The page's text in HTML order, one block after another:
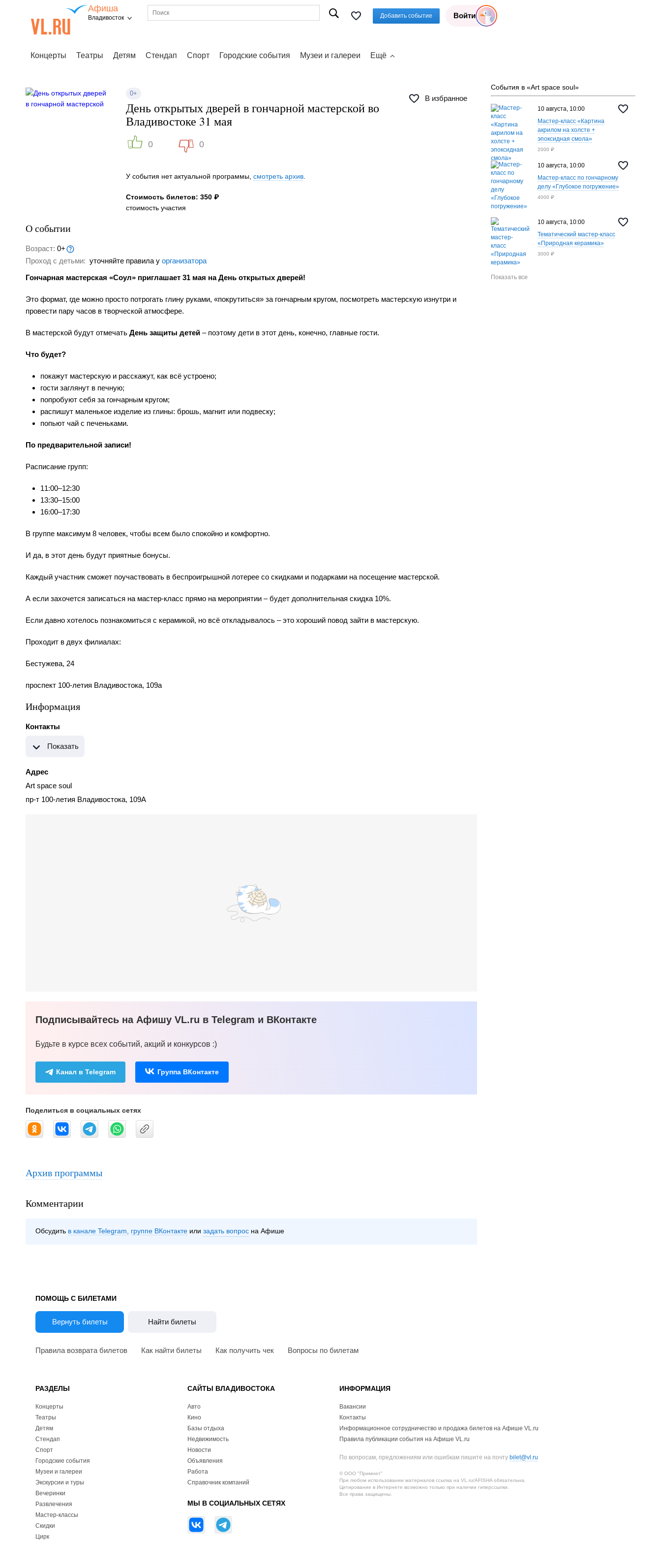
Афиша
Владивосток Добавить событие Войти
Концерты Театры Детям Стендап Спорт Городские события Музеи и галереи Ещё
0+
В избранное
День открытых дверей в гончарной мастерской во
Владивостоке 31 мая
0 0
У события нет актуальной программы, смотреть архив
Стоимость билетов: 350 ₽
стоимость участия
О событии
Возраст: 0+
Проход с детьми: уточняйте правила у организатора
Гончарная мастерская «Соул» приглашает 31 мая на День открытых дверей!
Это формат, где можно просто потрогать глину руками, «покрутиться» за гончарным кругом, посмотреть мастерскую изнутри и
провести пару часов в творческой атмосфере.
В мастерской будут отмечать День защиты детей – поэтому дети в этот день, конечно, главные гости.
Что будет?
покажут мастерскую и расскажут, как всё устроено;
гости заглянут в печную;
попробуют себя за гончарным кругом;
распишут маленькое изделие из глины: брошь, магнит или подвеску;
попьют чай с печеньками.
По предварительной записи!
Расписание групп:
11:00–12:30
13:30–15:00
16:00–17:30
В группе максимум 8 человек, чтобы всем было спокойно и комфортно.
И да, в этот день будут приятные бонусы.
Каждый участник сможет поучаствовать в беспроигрышной лотерее со скидками и подарками на посещение мастерской.
А если захочется записаться на мастер-класс прямо на мероприятии – будет дополнительная скидка 10%.
Если давно хотелось познакомиться с керамикой, но всё откладывалось – это хороший повод зайти в мастерскую.
Проходит в двух филиалах:
Бестужева, 24
проспект 100-летия Владивостока, 109а
Информация
Контакты
Показать
Адрес
Art spaсe soul
пр-т 100-летия Владивостока, 109А
Подписывайтесь на Афишу VL.ru в Telegram и ВКонтакте
Будьте в курсе всех событий, акций и конкурсов :)
Канал в Telegram Группа ВКонтакте
Поделиться в социальных сетях
Архив программы
Комментарии
Обсудить в канале Telegram группе ВКонтакте задать вопрос на Афише
События в «Art spaсe soul»
10 августа, 10:00
Мастер-класс «Картина
акрилом на холсте +
эпоксидная смола»
2000 ₽
10 августа, 10:00
Мастер-класс по гончарному
делу «Глубокое погружение»
4000 ₽
10 августа, 10:00
Тематический мастер-класс
«Природная керамика»
3000 ₽
Показать все
ПОМОЩЬ С БИЛЕТАМИ
Вернуть билеты Найти билеты
Правила возврата билетов Как найти билеты Как получить чек Вопросы по билетам
РАЗДЕЛЫ
Концерты
Театры
Детям
Стендап
Спорт
Городские события
Музеи и галереи
Экскурсии и туры
Вечеринки
Развлечения
Мастер-классы
Скидки
Цирк
САЙТЫ ВЛАДИВОСТОКА
Авто
Кино
Базы отдыха
Недвижимость
Новости
Объявления
Работа
Справочник компаний
МЫ В СОЦИАЛЬНЫХ СЕТЯХ
ИНФОРМАЦИЯ
Вакансии
Контакты
Информационное сотрудничество и продажа билетов на Афише VL.ru
Правила публикации события на Афише VL.ru
По вопросам, предложениям или ошибкам пишите на почту bilet@vl.ru
© ООО "Примнет"
При любом использовании материалов ссылка на VL.ru/AFISHA обязательна.
Цитирование в Интернете возможно только при наличии гиперссылки.
Все права защищены.